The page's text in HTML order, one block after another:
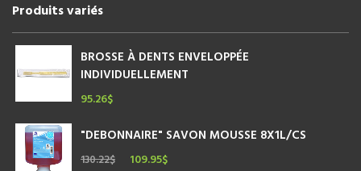
Produits variés
BROSSE À DENTS ENVELOPPÉE
INDIVIDUELLEMENT
95.26$
"DEBONNAIRE" SAVON MOUSSE 8X1L/CS
130.22$
Le
109.95$Le